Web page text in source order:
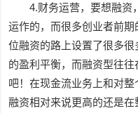
4.财务运营，要想融资
运作的，而很多创业者前
位融资的路上设置了很多
的盈利平衡，而融资型往
吧！在现金流业务上和对
融资相对来说更高的还是在